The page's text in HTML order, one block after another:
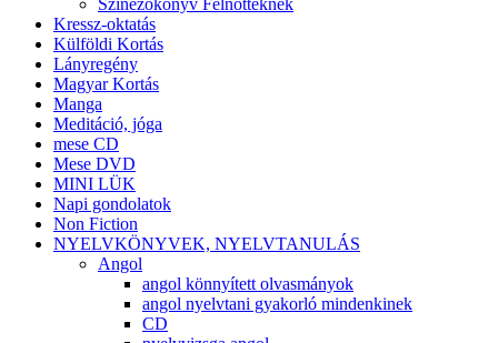
Színezőkönyv Felnőtteknek
Kressz-oktatás
Külföldi Kortás
Lányregény
Magyar Kortás
Manga
Meditáció, jóga
mese CD
Mese DVD
MINI LÜK
Napi gondolatok
Non Fiction
NYELVKÖNYVEK, NYELVTANULÁS
Angol
angol könnyített olvasmányok
angol nyelvtani gyakorló mindenkinek
CD